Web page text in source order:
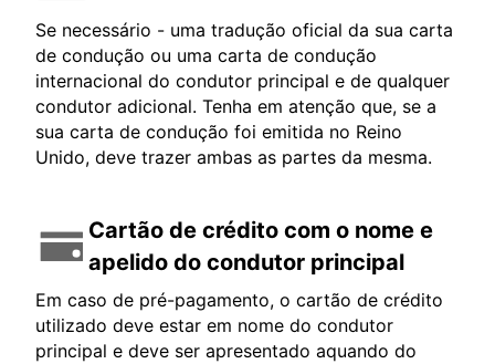
Se necessário - uma tradução oficial da sua carta
de condução ou uma carta de condução
internacional do condutor principal e de qualquer
condutor adicional. Tenha em atenção que, se a
sua carta de condução foi emitida no Reino
Unido, deve trazer ambas as partes da mesma.
Cartão de crédito com o nome e
apelido do condutor principal
Em caso de pré-pagamento, o cartão de crédito
utilizado deve estar em nome do condutor
principal e deve ser apresentado aquando do